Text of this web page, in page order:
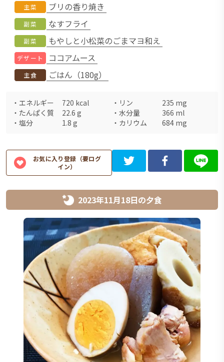
主菜 ブリの香り焼き
副菜 なすフライ
副菜 もやしと小松菜のごまマヨ和え
デザート ココアムース
主食 ごはん（180g）
・ エネルギー 720 kcal ・ リン 235 mg
・ たんぱく質 22.6 g ・ 水分量 366 ml
・ 塩分 1.8 g ・ カリウム 684 mg
お気に入り登録（要ログ
イン）
2023年11月18日の夕食